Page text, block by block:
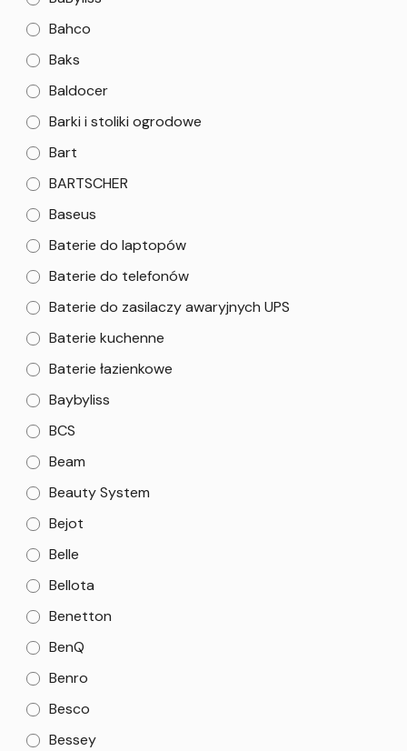
Bahco
Baks
Baldocer
Barki i stoliki ogrodowe
Bart
BARTSCHER
Baseus
Baterie do laptopów
Baterie do telefonów
Baterie do zasilaczy awaryjnych UPS
Baterie kuchenne
Baterie łazienkowe
Baybyliss
BCS
Beam
Beauty System
Bejot
Belle
Bellota
Benetton
BenQ
Benro
Besco
Bessey